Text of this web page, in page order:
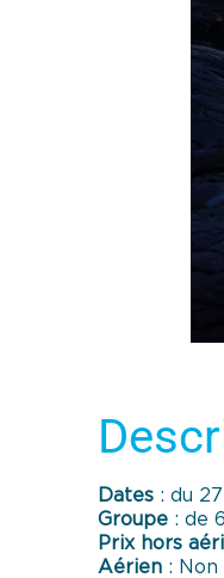
Dates : du
Groupe : de
Prix hors
Aérien :